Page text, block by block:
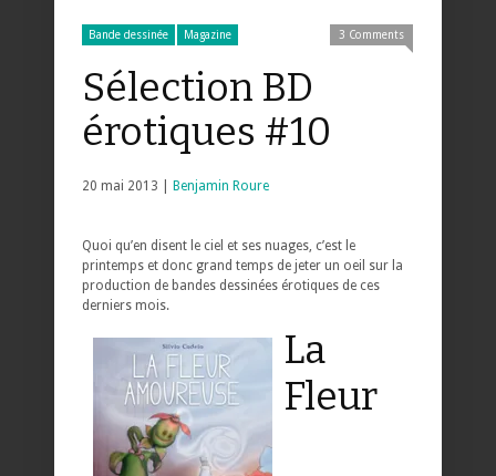
Bande dessinée Magazine 3 Comments
Sélection BD
érotiques #10
20 mai 2013 | Benjamin Roure
Quoi qu’en disent le ciel et ses nuages, c’est le
printemps et donc grand temps de jeter un oeil sur la
production de bandes dessinées érotiques de ces
derniers mois.
La
Fleur